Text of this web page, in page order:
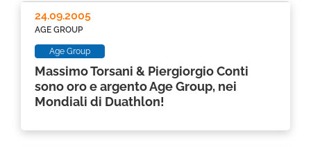
Massimo Torsani & Piergiorgio Conti
sono oro e argento Age Group, nei
Mondiali di Duathlon!
AGE GROUP
24.09.2005
Age Group